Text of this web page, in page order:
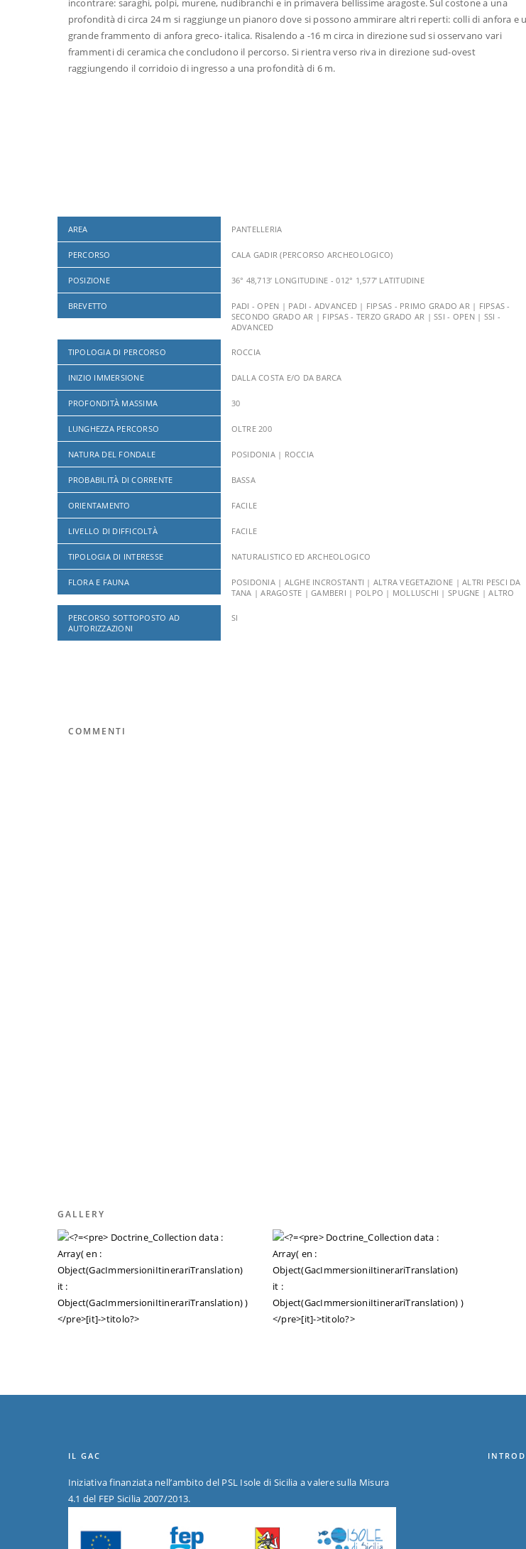
incontrare: saraghi, polpi, murene, nudibranchi e in primavera bellissime aragoste. Sul costone a una
profondità di circa 24 m si raggiunge un pianoro dove si possono ammirare altri reperti: colli di anfora e
grande frammento di anfora greco- italica. Risalendo a -16 m circa in direzione sud si osservano vari
frammenti di ceramica che concludono il percorso. Si rientra verso riva in direzione sud-ovest
raggiungendo il corridoio di ingresso a una profondità di 6 m.
AREA PANTELLERIA
PERCORSO CALA GADIR (PERCORSO ARCHEOLOGICO)
POSIZIONE 36° 48,713’ LONGITUDINE - 012° 1,577’ LATITUDINE
BREVETTO
PADI - OPEN | PADI - ADVANCED | FIPSAS - PRIMO GRADO AR | FIPSAS -
SECONDO GRADO AR | FIPSAS - TERZO GRADO AR | SSI - OPEN | SSI -
ADVANCED
TIPOLOGIA DI PERCORSO ROCCIA
INIZIO IMMERSIONE DALLA COSTA E/O DA BARCA
PROFONDITÀ MASSIMA 30
LUNGHEZZA PERCORSO OLTRE 200
NATURA DEL FONDALE POSIDONIA | ROCCIA
PROBABILITÀ DI CORRENTE BASSA
ORIENTAMENTO FACILE
LIVELLO DI DIFFICOLTÀ FACILE
TIPOLOGIA DI INTERESSE NATURALISTICO ED ARCHEOLOGICO
FLORA E FAUNA
POSIDONIA | ALGHE INCROSTANTI | ALTRA VEGETAZIONE | ALTRI PESCI DA
TANA | ARAGOSTE | GAMBERI | POLPO | MOLLUSCHI | SPUGNE | ALTRO
PERCORSO SOTTOPOSTO AD
AUTORIZZAZIONI
SI
COMMENTI
GALLERY
IL GAC
Iniziativa finanziata nell’ambito del PSL Isole di Sicilia a valere sulla Misura
4.1 del FEP Sicilia 2007/2013.